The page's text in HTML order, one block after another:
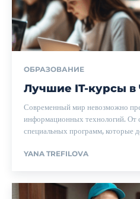
ОБРАЗОВАНИЕ
Лучшие IT-курсы в
Современный мир невозможно
информационных технологий. От
специальных программ, которые
YANA TREFILOVA